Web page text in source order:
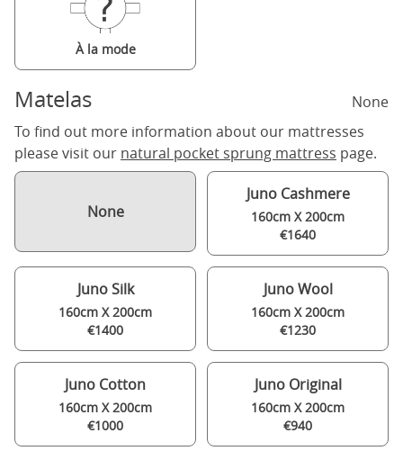
À la mode
Matelas
None
To find out more information about our mattresses
please visit our natural pocket sprung mattress page.
None
Juno Cashmere
160cm X 200cm
€1640
Juno Silk
160cm X 200cm
€1400
Juno Wool
160cm X 200cm
€1230
Juno Cotton
160cm X 200cm
€1000
Juno Original
160cm X 200cm
€940